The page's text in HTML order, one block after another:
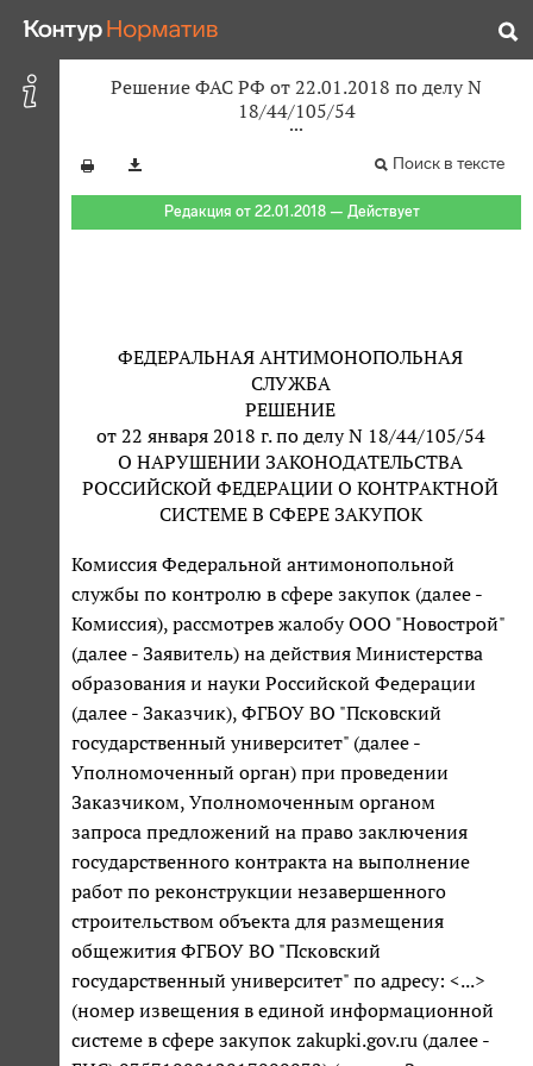
Решение ФАС РФ от 22.01.2018 по делу N
18/44/105/54
Поиск в тексте
Редакция от 22.01.2018 — Действует
ФЕДЕРАЛЬНАЯ АНТИМОНОПОЛЬНАЯ
СЛУЖБА
РЕШЕНИЕ
от 22 января 2018 г. по делу N 18/44/105/54
О НАРУШЕНИИ ЗАКОНОДАТЕЛЬСТВА
РОССИЙСКОЙ ФЕДЕРАЦИИ О КОНТРАКТНОЙ
СИСТЕМЕ В СФЕРЕ ЗАКУПОК
Комиссия Федеральной антимонопольной
службы по контролю в сфере закупок (далее -
Комиссия), рассмотрев жалобу ООО "Новострой"
(далее - Заявитель) на действия Министерства
образования и науки Российской Федерации
(далее - Заказчик), ФГБОУ ВО "Псковский
государственный университет" (далее -
Уполномоченный орган) при проведении
Заказчиком, Уполномоченным органом
запроса предложений на право заключения
государственного контракта на выполнение
работ по реконструкции незавершенного
строительством объекта для размещения
общежития ФГБОУ ВО "Псковский
государственный университет" по адресу: <...>
(номер извещения в единой информационной
системе в сфере закупок zakupki.gov.ru (далее -